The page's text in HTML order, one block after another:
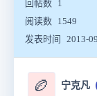
回帖数 1
阅读数 1549
发表时间
2013-
🏉 宁克凡